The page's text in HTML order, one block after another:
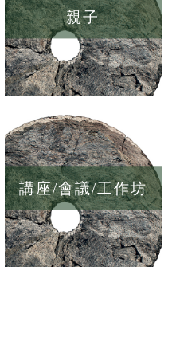
親子
講座/會議/工作坊